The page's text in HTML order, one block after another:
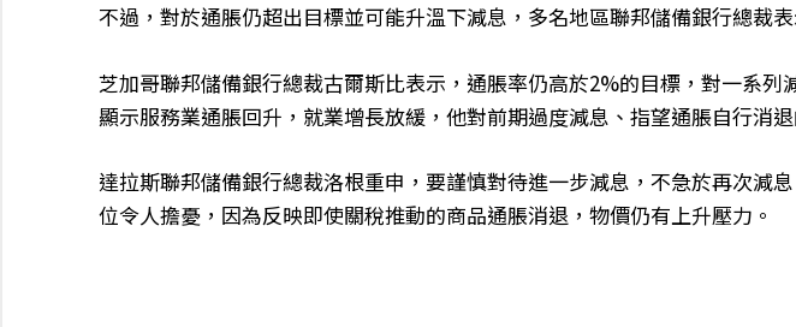
不過，對於通脹仍超出目標並可能升溫下減息，多名地區聯邦儲備銀行總裁表
芝加哥聯邦儲備銀行總裁古爾斯比表示，通脹率仍高於2%的目標，對一系列
顯示服務業通脹回升，就業增長放緩，他對前期過度減息、指望通脹自行消
達拉斯聯邦儲備銀行總裁洛根重申，要謹慎對待進一步減息，不急於再次減
位令人擔憂，因為反映即使關稅推動的商品通脹消退，物價仍有上升壓力。